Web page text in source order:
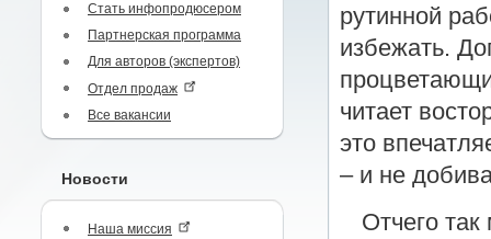
Стать инфопродюсером
Партнерская программа
Для авторов (экспертов)
Отдел продаж
Все вакансии
Новости
Наша миссия
рутинной
избежать.
читает
это
– и не
Отчего